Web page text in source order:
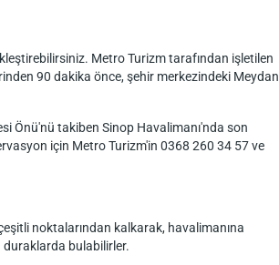
Metro Turizm tarafından işletilen
90 dakika önce, şehir merkezindeki Meydan
Önü'nü takiben Sinop Havalimanı'nda son
için Metro Turizm'in 0368 260 34 57 ve
noktalarından kalkarak, havalimanına
duraklarda bulabilirler.